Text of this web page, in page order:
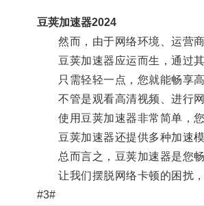
豆荚加速器2024
然而，由于网络环境、运营商
豆荚加速器应运而生，通过其
只需轻轻一点，您就能畅享高
不管是观看高清视频、进行网
使用豆荚加速器非常简单，您
豆荚加速器还提供多种加速模
总而言之，豆荚加速器是您畅
让我们摆脱网络卡顿的困扰，
#3#